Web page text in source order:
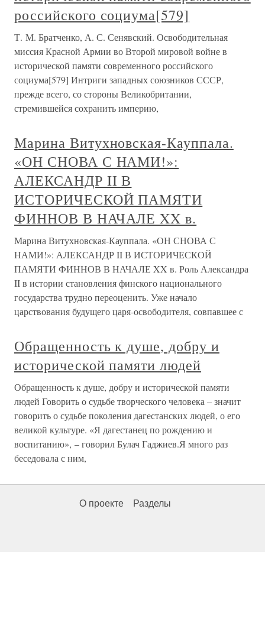
российского социума[579]
Т. М. Братченко, А. С. Сенявский. Освободительная
миссия Красной Армии во Второй мировой войне в
исторической памяти современного российского
социума[579] Интриги западных союзников СССР,
прежде всего, со стороны Великобритании,
стремившейся сохранить империю,
Марина Витухновская-Кауппала.
«ОН СНОВА С НАМИ!»:
АЛЕКСАНДР II В
ИСТОРИЧЕСКОЙ ПАМЯТИ
ФИННОВ В НАЧАЛЕ XX в.
Марина Витухновская-Кауппала. «ОН СНОВА С
НАМИ!»: АЛЕКСАНДР II В ИСТОРИЧЕСКОЙ
ПАМЯТИ ФИННОВ В НАЧАЛЕ XX в. Роль Александра
II в истории становления финского национального
государства трудно переоценить. Уже начало
царствования будущего царя-освободителя, совпавшее с
Обращенность к душе, добру и
исторической памяти людей
Обращенность к душе, добру и исторической памяти
людей Говорить о судьбе творческого человека – значит
говорить о судьбе поколения дагестанских людей, о его
великой культуре. «Я дагестанец по рождению и
воспитанию», – говорил Булач Гаджиев.Я много раз
беседовала с ним,
О проекте Разделы